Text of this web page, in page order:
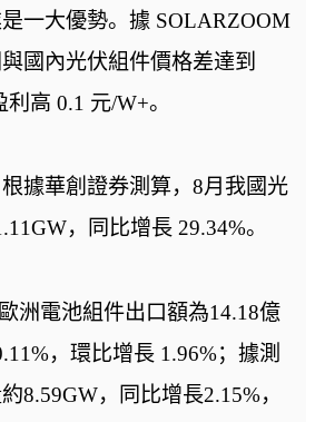
一大優勢。據 SOLARZOOM
國內光伏組件價格差達到
高 0.1 元/W+。
據華創證券測算，8月我國光
，同比增長 29.34%。
洲電池組件出口額為14.18億
，環比增長 1.96%；據測
8.59GW，同比增長2.15%，